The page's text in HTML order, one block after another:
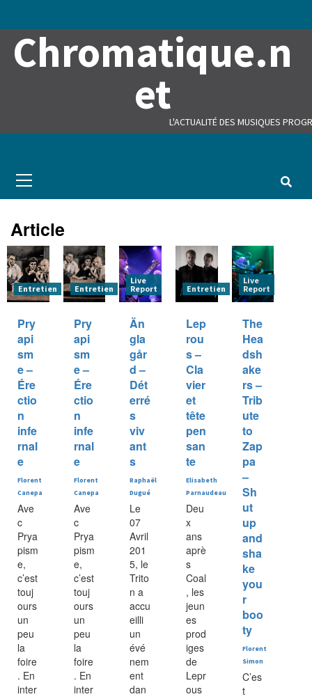
Chromatique.n
et
L'ACTUALITÉ DES MUSIQUES
Menu
Article
Entretien
Pry
api
sm
e –
Ére
ctio
n
infe
rnal
e
Florent
Canepa
Ave
c
Prya
pism
e,
c’est
touj
ours
un
peu
la
foire
. En
inter
Entretien
Pry
api
sm
e –
Ére
ctio
n
infe
rnal
e
Florent
Canepa
Ave
c
Prya
pism
e,
c’est
touj
ours
un
peu
la
foire
. En
inter
Live
Report
Än
gla
går
d –
Dét
erré
s
viv
ant
s
Raphaël
Dugué
Le
07
Avril
201
5, le
Trito
n a
accu
eilli
un
évé
nem
ent
dan
Entretien
Lep
rou
s –
Cla
vier
et
tête
pen
san
te
Elisabeth
Parnaudeau
Deu
x
ans
aprè
s
Coal
, les
jeun
es
prod
iges
de
Lepr
ous
Live
Report
The
Hea
dsh
ake
rs –
Trib
ute
to
Zap
pa
–
Sh
ut
up
and
sha
ke
you
r
boo
ty
Florent
Simon
C’es
t